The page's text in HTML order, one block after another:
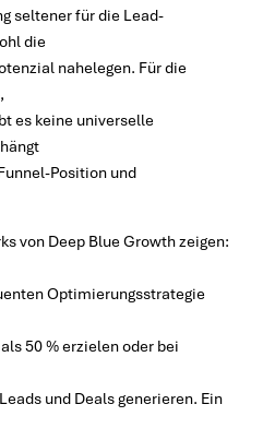
seltener für die Lead-
die
nahelegen. Für die
es keine universelle
Position und
von Deep Blue Growth zeigen:
Optimierungsstrategie
50 % erzielen oder bei
und Deals generieren. Ein